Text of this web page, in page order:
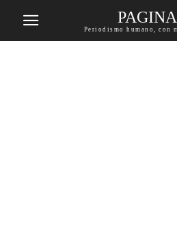
Periodismo humano, con